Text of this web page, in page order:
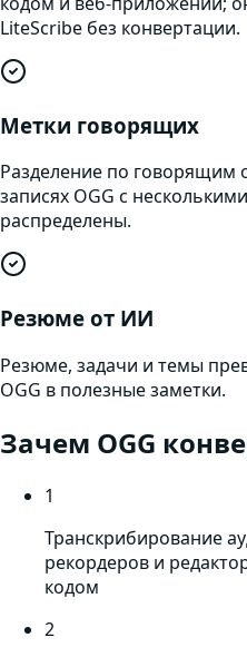
LiteScribe без конвертации.
Метки говорящих
Разделение по говорящим
записях OGG с
распределены.
Резюме от ИИ
Резюме, задачи и темы
OGG в полезные заметки.
Зачем OGG
1
Транскрибирование
рекордеров и
кодом
2